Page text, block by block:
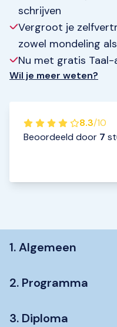
schrijven
Vergroot je
zowel mondeling
Nu met gratis Taal-
Wil je meer weten?
8.3/10
Beoordeeld door 7
1. Algemeen
2. Programma
3. Diploma